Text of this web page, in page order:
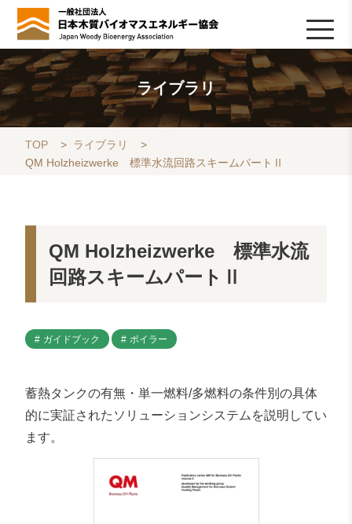
HOME
TOPICS
協会について
木質バイオマスの基礎知識
協会の活動
ライブラリ
データベース
Q&A
リンク集
お問い合わせ
会員専用
採用情報
ライブラリ
TOP > ライブラリ
>
QM Holzheizwerke 標準水流回路スキームパートⅡ
QM Holzheizwerke 標準水流
回路スキームパートⅡ
ガイドブック ボイラー
蓄熱タンクの有無・単一燃料/多燃料の条件別の具体
的に実証されたソリューションシステムを説明してい
ます。